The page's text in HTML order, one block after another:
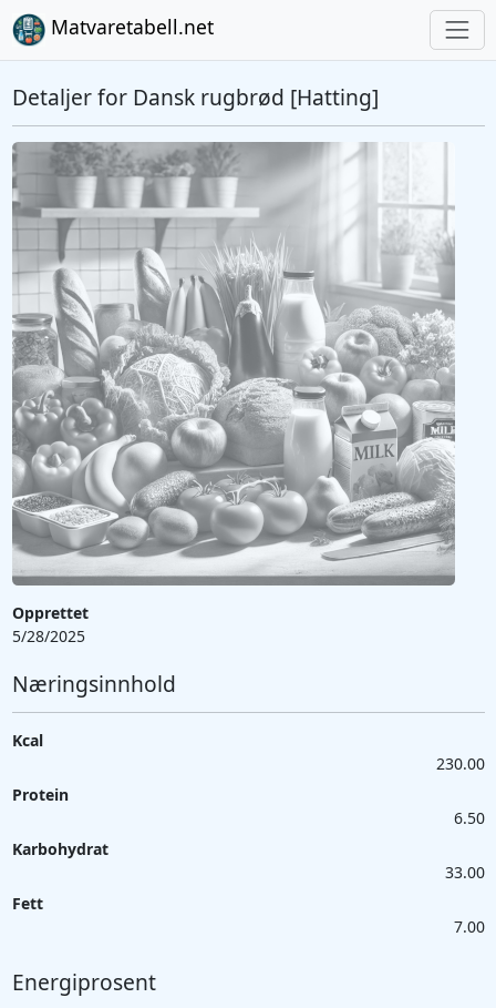
Matvaretabell.net
Detaljer for Dansk rugbrød [Hatting]
Opprettet
5/28/2025
Næringsinnhold
Kcal
230.00
Protein
6.50
Karbohydrat
33.00
Fett
7.00
Energiprosent